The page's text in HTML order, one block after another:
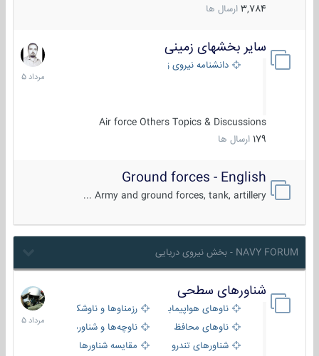
3,784 ارسال ها
سایر بخشهای زمینی
دانشنامه نیروی زمینی
Air force Others Topics & Discussions
179 ارسال ها
9
مرداد
1405
Ground forces - English
Army and ground forces, tank, artillery ...
NAVY FORUM - بخش نیروی دریایی
شناورهای سطحی
ناوهای هواپیمابر و بالگرد بررزمناوها و ناوشکن‌ها
ناوهای محافظ
ناوچه‌ها و شناورهای گشتی
شناورهای تندرو
مقایسه شناورها
2
مرداد
1405